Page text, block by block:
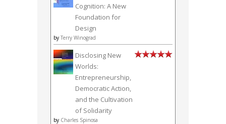
Cognition: A New
Foundation for
Design
by Terry Winograd
Disclosing New
Worlds:
Entrepreneurship,
Democratic Action,
and the Cultivation
of Solidarity
by Charles Spinosa